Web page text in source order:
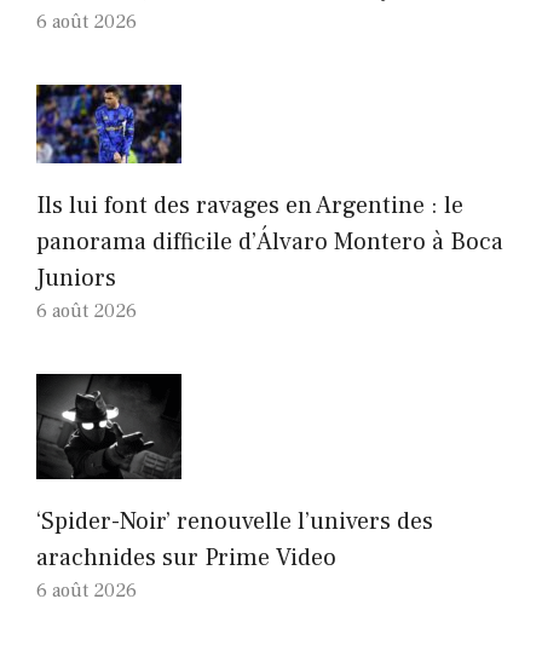
6 août 2026
Ils lui font des ravages en Argentine : le
panorama difficile d’Álvaro Montero à Boca
Juniors
6 août 2026
‘Spider-Noir’ renouvelle l’univers des
arachnides sur Prime Video
6 août 2026